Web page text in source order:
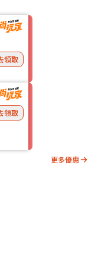
領取
領取
更多優惠